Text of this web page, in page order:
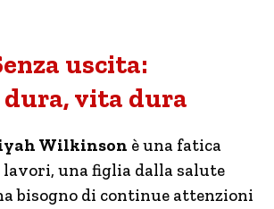
uscita:
vita dura
Wilkinson è una fatica
lavori, una figlia dalla salute
bisogno di continue attenzioni